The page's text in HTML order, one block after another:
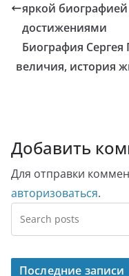
яркой
достижениями
Биография
величия, история
Добавить
Для отправки
авторизоваться.
Последние записи